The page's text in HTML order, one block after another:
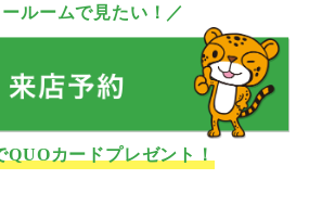
ルームで見たい！／
QUOカードプレゼント！